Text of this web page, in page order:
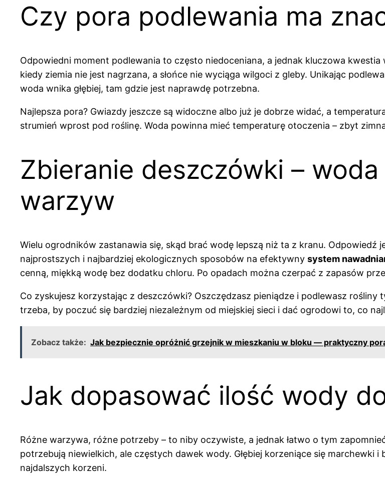
Czy pora podlewania ma
Odpowiedni moment podlewania to często niedoceniana, a jednak kluczowa kwestia
kiedy ziemia nie jest nagrzana, a słońce nie wyciąga wilgoci z gleby. Unikając
woda wnika głębiej, tam gdzie jest naprawdę potrzebna.
Najlepsza pora? Gwiazdy jeszcze są widoczne albo już je dobrze widać, a
strumień wprost pod roślinę. Woda powinna mieć temperaturę otoczenia – zbyt
Zbieranie deszczówki –
warzyw
Wielu ogrodników zastanawia się, skąd brać wodę lepszą niż ta z kranu. Odpowiedź
najprostszych i najbardziej ekologicznych sposobów na efektywny system
cenną, miękką wodę bez dodatku chloru. Po opadach można czerpać z zapasów
Co zyskujesz korzystając z deszczówki? Oszczędzasz pieniądze i podlewasz rośliny
trzeba, by poczuć się bardziej niezależnym od miejskiej sieci i dać ogrodowi to, co
Zobacz także: Jak bezpiecznie opróżnić grzejnik w mieszkaniu w bloku — praktyczny
Jak dopasować ilość wody
Różne warzywa, różne potrzeby – to niby oczywiste, a jednak łatwo o tym
potrzebują niewielkich, ale częstych dawek wody. Głębiej korzeniące się marchewki
najdalszych korzeni.